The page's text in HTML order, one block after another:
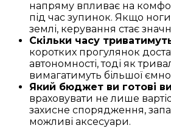
напряму впливає на
під час зупинок. Якщо
землі, керування стає
Скільки часу
коротких прогулянок
автономності, тоді як
вимагатимуть більшої
Який бюджет ви готові
враховувати не лише
захисне спорядження,
можливі аксесуари.